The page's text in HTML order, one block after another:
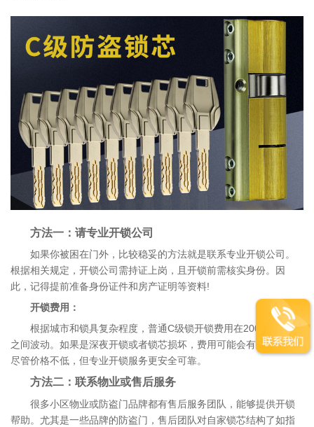
方法一：请专业开锁公司
如果你被困在门外，比较稳妥的方法就是联系专业开锁公司。
根据相关规定，开锁公司需持证上岗，且开锁前需核实身份。因
此，记得提前准备身份证件和房产证明等资料!
开锁费用：
根据城市和锁具复杂程度，普通C级锁开锁费用在200元-500元
之间波动。如果是深夜开锁或者锁芯损坏，费用可能会有所增加。
尽管价格不低，但专业开锁服务更安全可靠。
方法二：联系物业或售后服务
很多小区物业或防盗门品牌都有售后服务团队，能够提供开锁
帮助。尤其是一些品牌的防盗门，售后团队对自家锁芯结构了如指